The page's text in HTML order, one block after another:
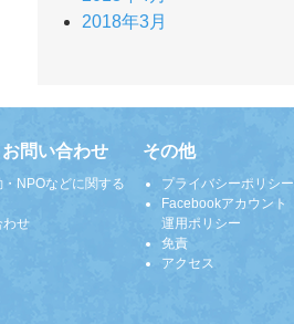
2018年3月
問い合わせ
NPOなどに関する
わせ
その他
プライバシーポリシー
Facebookアカウント
運用ポリシー
免責
アクセス